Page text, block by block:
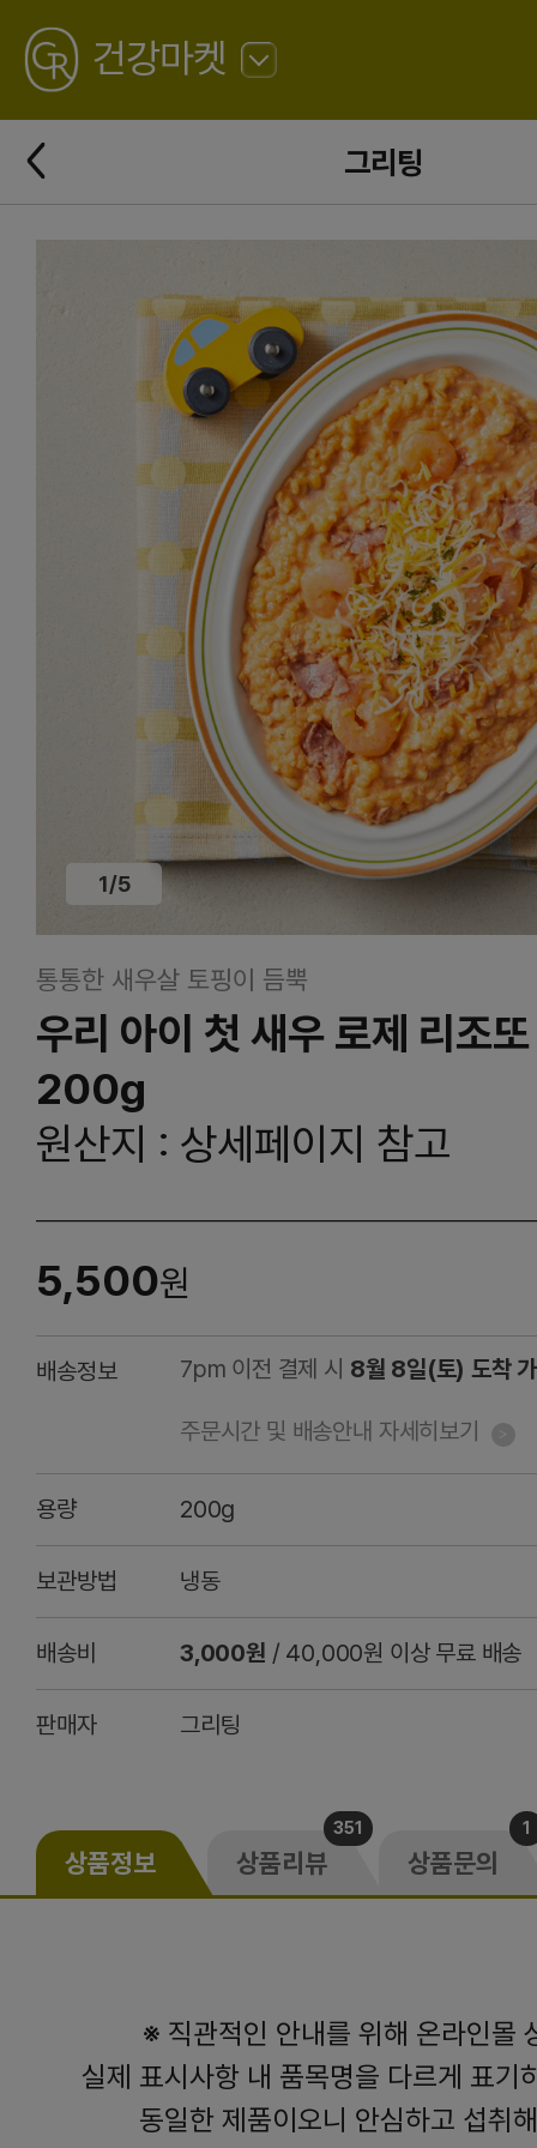
GREATING
건강마켓
로
그리팅
뒤
로
가
1/5
통통한 새우살 토핑이 듬뿍
우리 아이 첫 새우 로제 리조또
200g
원산지 : 상세페이지 참고
5,500원
배송정보 7pm 이전 결제 시 8월 8일(토) 도착
주문시간 및 배송안내 자세히보기
용량 200g
보관방법 냉동
배송비 3,000원 / 40,000원 이상 무료 배송
판매자 그리팅
상품정보 상품리뷰
351
상품문의
1
※ 직관적인 안내를 위해 온라인몰
실제 표시사항 내 품목명을 다르게 표기
동일한 제품이오니 안심하고 섭취